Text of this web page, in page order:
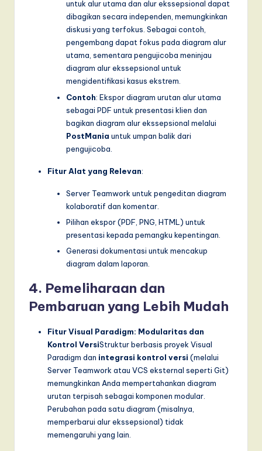
untuk alur utama dan alur ekssepsional dapat
dibagikan secara independen, memungkinkan
diskusi yang terfokus. Sebagai contoh,
pengembang dapat fokus pada diagram alur
utama, sementara pengujicoba meninjau
diagram alur ekssepsional untuk
mengidentifikasi kasus ekstrem.
Contoh: Ekspor diagram urutan alur utama
sebagai PDF untuk presentasi klien dan
bagikan diagram alur ekssepsional melalui
PostMania untuk umpan balik dari
pengujicoba.
Fitur Alat yang Relevan:
Server Teamwork untuk pengeditan diagram
kolaboratif dan komentar.
Pilihan ekspor (PDF, PNG, HTML) untuk
presentasi kepada pemangku kepentingan.
Generasi dokumentasi untuk mencakup
diagram dalam laporan.
4. Pemeliharaan dan
Pembaruan yang Lebih Mudah
Fitur Visual Paradigm: Modularitas dan
Kontrol VersiStruktur berbasis proyek Visual
Paradigm dan integrasi kontrol versi (melalui
Server Teamwork atau VCS eksternal seperti Git)
memungkinkan Anda mempertahankan diagram
urutan terpisah sebagai komponen modular.
Perubahan pada satu diagram (misalnya,
memperbarui alur ekssepsional) tidak
memengaruhi yang lain.